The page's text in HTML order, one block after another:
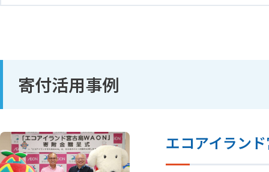
寄付活用事例
エコアイラン